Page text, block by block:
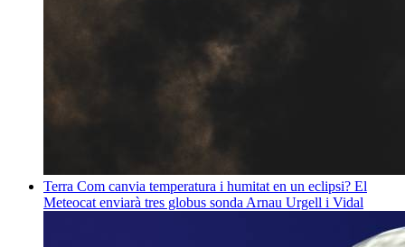
Terra Com canvia temperatura i humitat en un eclipsi? El
Meteocat enviarà tres globus sonda Arnau Urgell i Vidal